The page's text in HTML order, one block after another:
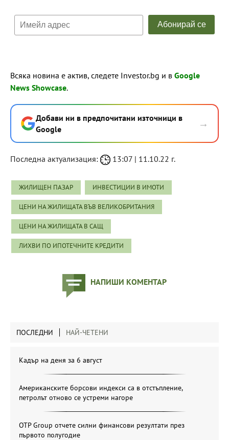
Всяка новина е актив, следете Investor.bg и в Google
News Showcase.
Добави ни в предпочитани източници в
Google
→
Последна актуализация: 13:07 | 11.10.22 г.
ЖИЛИЩЕН ПАЗАР ИНВЕСТИЦИИ В ИМОТИ
ЦЕНИ НА ЖИЛИЩАТА ВЪВ ВЕЛИКОБРИТАНИЯ
ЦЕНИ НА ЖИЛИЩАТА В САЩ
ЛИХВИ ПО ИПОТЕЧНИТЕ КРЕДИТИ
НАПИШИ КОМЕНТАР
ПОСЛЕДНИ НАЙ-ЧЕТЕНИ
Кадър на деня за 6 август
Американските борсови индекси са в отстъпление,
петролът отново се устреми нагоре
OTP Group отчете силни финансови резултати през
първото полугодие